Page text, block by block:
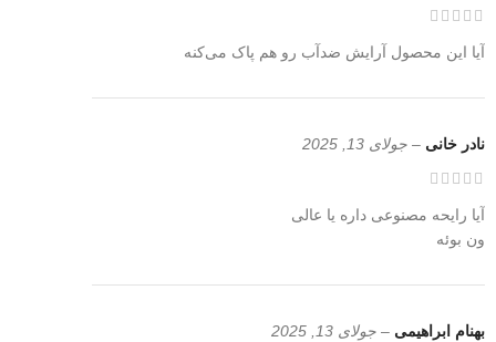
آیا این محصول آرایش ضدآب رو هم پاک می‌کنه
نادر خانی – جولای 13, 2025
آیا رایحه مصنوعی داره یا عالی
ون بوئه
بهنام ابراهیمی – جولای 13, 2025